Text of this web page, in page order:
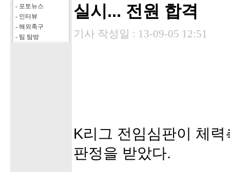
- 포토뉴스
- 인터뷰
- 해외축구
- 팀 탐방
실시... 전원 합격
기사 작성일 : 13-09-05 12:51
K리그 전임심판이 체
판정을 받았다.